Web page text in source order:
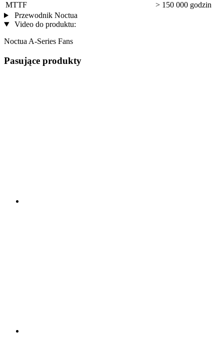
MTTF
> 150 000 godzin
Przewodnik Noctua
Video do produktu:
Noctua A-Series Fans
Pasujące produkty